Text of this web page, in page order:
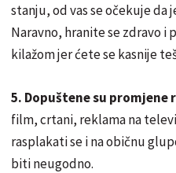
stanju, od vas se očekuje da
Naravno, hranite se zdravo i
kilažom jer ćete se kasnije
5. Dopuštene su promjene
film, crtani, reklama na
rasplakati se i na običnu
biti neugodno.